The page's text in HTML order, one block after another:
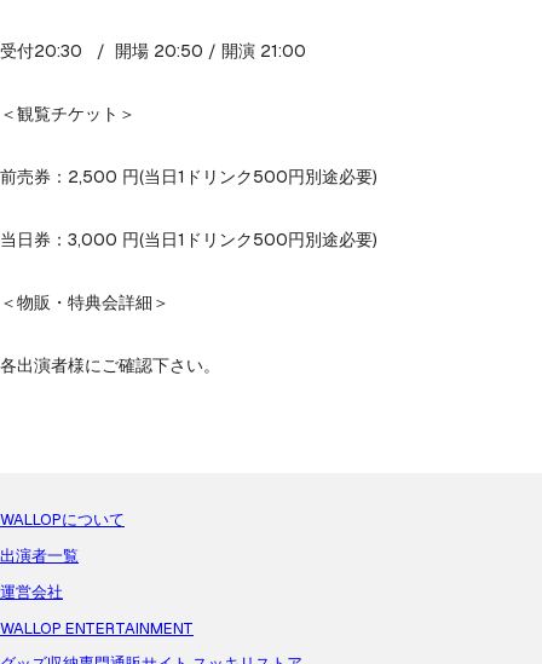
受付20:30   /  開場 20:50 / 開演 21:00
＜観覧チケット＞
前売券：2,500 円(当日1ドリンク500円別途必要)
当日券：3,000 円(当日1ドリンク500円別途必要)
＜物販・特典会詳細＞
各出演者様にご確認下さい。
WALLOPについて
出演者一覧
運営会社
WALLOP ENTERTAINMENT